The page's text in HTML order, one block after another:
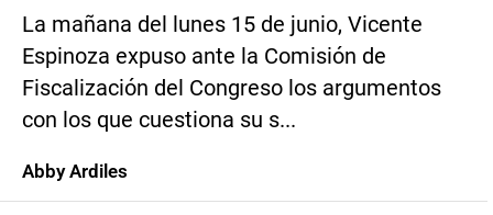
La mañana del lunes 15 de junio, Vicente
Espinoza expuso ante la Comisión de
Fiscalización del Congreso los argumentos
con los que cuestiona su s...
Abby Ardiles